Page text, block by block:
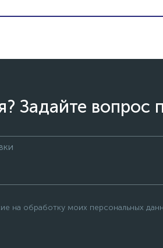
Задайте вопрос
на обработку моих персональных